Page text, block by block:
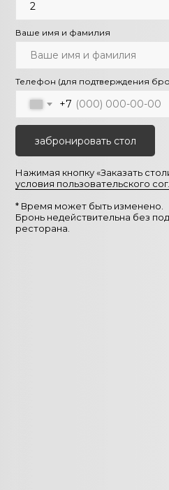
Ваше имя и фамилия
Телефон (для подтверждения
+7
забронировать стол
Нажимая кнопку «Заказать
условия пользовательского
* Время может быть изменено.
Бронь недействительна без
ресторана.